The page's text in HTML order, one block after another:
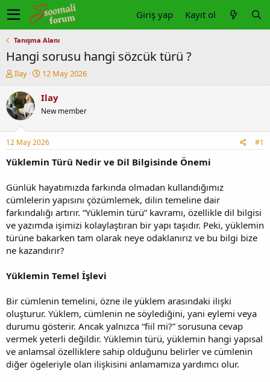
Giriş yap Kayıt ol
Tanışma Alanı
Hangi sorusu hangi sözcük türü ?
K
n
u
y
b
a
ş
t
a
n
Ilay
B
ş
a
g
ı
ç
r
i
h
i
12 May 2026
Ilay
New member
12 May 2026 #1
Yüklemin Türü Nedir ve Dil Bilgisinde Önemi
Günlük hayatımızda farkında olmadan kullandığımız
cümlelerin yapısını çözümlemek, dilin temeline dair
farkındalığı artırır. “Yüklemin türü” kavramı, özellikle dil bilgisi
ve yazımda işimizi kolaylaştıran bir yapı taşıdır. Peki, yüklemin
türüne bakarken tam olarak neye odaklanırız ve bu bilgi bize
ne kazandırır?
Yüklemin Temel İşlevi
Bir cümlenin temelini, özne ile yüklem arasındaki ilişki
oluşturur. Yüklem, cümlenin ne söylediğini, yani eylemi veya
durumu gösterir. Ancak yalnızca “fiil mi?” sorusuna cevap
vermek yeterli değildir. Yüklemin türü, yüklemin hangi yapısal
ve anlamsal özelliklere sahip olduğunu belirler ve cümlenin
diğer ögeleriyle olan ilişkisini anlamamıza yardımcı olur.